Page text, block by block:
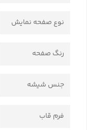
نوع صفحه نمایش
رنگ صفحه
جنس شیشه
فرم قاب